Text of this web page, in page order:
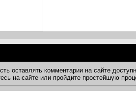
оставлять комментарии на сайте
на сайте или пройдите простейшую